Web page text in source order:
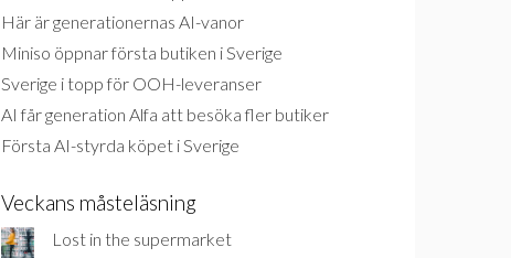
Här är generationernas AI-vanor
Miniso öppnar första butiken i Sverige
Sverige i topp för OOH-leveranser
AI får generation Alfa att besöka fler butiker
Första AI-styrda köpet i Sverige
Veckans måsteläsning
Lost in the supermarket